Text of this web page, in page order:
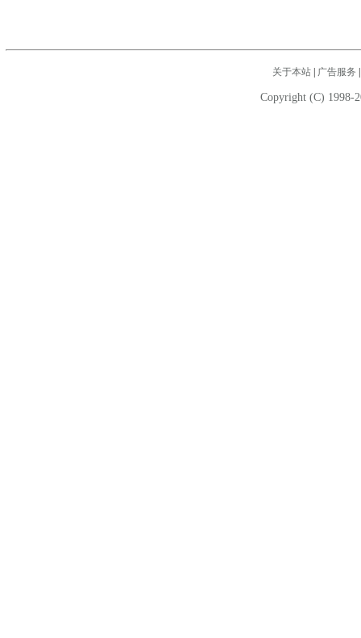
关于本站| 广告服务
Copyright (C) 1998-